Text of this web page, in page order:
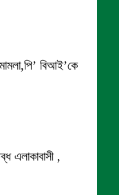
বিআই’কে
এলাকাবাসী ,